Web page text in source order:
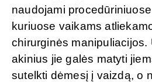
naudojami
kuriuose vaikams
chirurginės manipuliacijos.
akinius jie galės matyti
sutelkti dėmesį į vaizdą, o